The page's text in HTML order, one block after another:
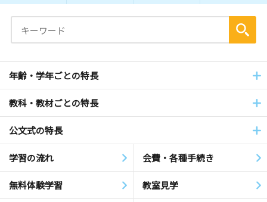
年齢・学年ごとの特長
教科・教材ごとの特長
公文式の特長
学習の流れ 会費・各種手続き
無料体験学習 教室見学